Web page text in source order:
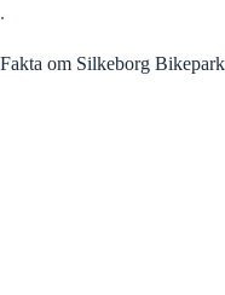
.
Fakta om Silkeborg Bikepark